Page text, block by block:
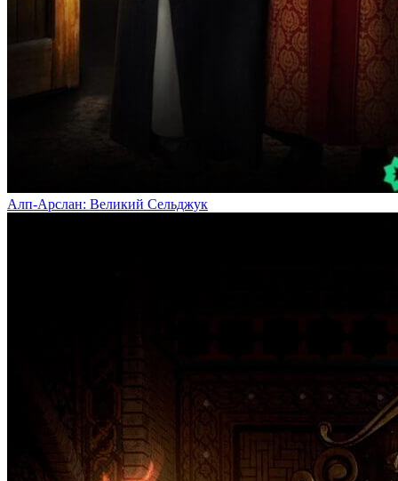
Алп-Арслан: Великий Сельджук